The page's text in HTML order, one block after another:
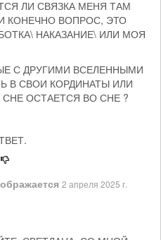
ЛИ СВЯЗКА МЕНЯ ТАМ
КОНЕЧНО ВОПРОС, ЭТО
НАКАЗАНИЕ\ ИЛИ МОЯ
С ДРУГИМИ ВСЕЛЕННЫМИ
В СВОИ КОРДИНАТЫ ИЛИ
ОСТАЕТСЯ ВО СНЕ ?
2 апреля 2025 г.